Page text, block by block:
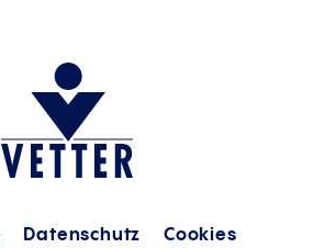
Datenschutz Cookies